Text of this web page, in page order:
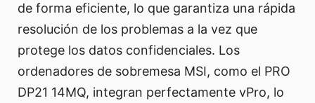
de forma eficiente, lo que garantiza una rápida
resolución de los problemas a la vez que
protege los datos confidenciales. Los
ordenadores de sobremesa MSI, como el PRO
DP21 14MQ, integran perfectamente vPro, lo